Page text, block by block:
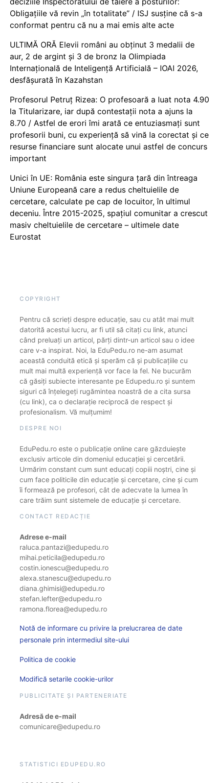
Obligațiile vă revin „în totalitate” / ISJ susține că s-a
conformat pentru că nu a mai emis alte acte
ULTIMĂ ORĂ Elevii români au obținut 3 medalii de
aur, 2 de argint și 3 de bronz la Olimpiada
Internațională de Inteligență Artificială – IOAI 2026,
desfășurată în Kazahstan
Profesorul Petruț Rizea: O profesoară a luat nota 4.90
la Titularizare, iar după contestații nota a ajuns la
8.70 / Astfel de erori îmi arată ce entuziasmați sunt
profesorii buni, cu experiență să vină la corectat și ce
resurse financiare sunt alocate unui astfel de concurs
important
Unici în UE: România este singura țară din întreaga
Uniune Europeană care a redus cheltuielile de
cercetare, calculate pe cap de locuitor, în ultimul
deceniu. Între 2015-2025, spațiul comunitar a crescut
masiv cheltuielile de cercetare – ultimele date
Eurostat
COPYRIGHT
Pentru că scrieți despre educație, sau cu atât mai mult
datorită acestui lucru, ar fi util să citați cu link, atunci
când preluați un articol, părți dintr-un articol sau o idee
care v-a inspirat. Noi, la EduPedu.ro ne-am asumat
această conduită etică și sperăm că și publicațiile cu
mult mai multă experiență vor face la fel. Ne bucurăm
că găsiți subiecte interesante pe Edupedu.ro și suntem
siguri că înțelegeți rugămintea noastră de a cita sursa
(cu link), ca o declarație reciprocă de respect și
profesionalism. Vă mulțumim!
DESPRE NOI
EduPedu.ro este o publicație online care găzduiește
exclusiv articole din domeniul educației și cercetării.
Urmărim constant cum sunt educați copiii noștri, cine și
cum face politicile din educație și cercetare, cine și cum
îi formează pe profesori, cât de adecvate la lumea în
care trăim sunt sistemele de educație și cercetare.
CONTACT REDACȚIE
Adrese e-mail
raluca.pantazi@edupedu.ro
mihai.peticila@edupedu.ro
costin.ionescu@edupedu.ro
alexa.stanescu@edupedu.ro
diana.ghimisi@edupedu.ro
stefan.lefter@edupedu.ro
ramona.florea@edupedu.ro
Notă de informare cu privire la prelucrarea de date
personale prin intermediul site-ului
Politica de cookie
Modifică setarile cookie-urilor
PUBLICITATE ȘI PARTENERIATE
Adresă de e-mail
comunicare@edupedu.ro
STATISTICI EDUPEDU.RO